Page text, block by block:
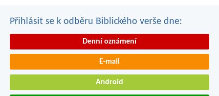
Přihlásit se k odběru Biblického verše dne:
Denní oznámení
E-mail
Android